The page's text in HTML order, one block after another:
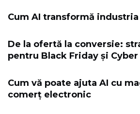
Cum AI transformă
De la ofertă la conversie:
pentru Black Friday și
Cum vă poate ajuta AI cu
comerț electronic